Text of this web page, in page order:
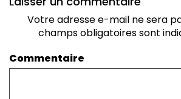
Votre adresse e-mail ne sera
champs obligatoires sont
Commentaire